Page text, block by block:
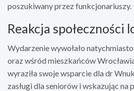
poszukiwany przez funkcjonariuszy.
Reakcja społeczności
Wydarzenie wywołało
oraz wśród mieszkańców
wyraziła swoje wsparcie dla dr
zasługi dla seniorów i wskazując